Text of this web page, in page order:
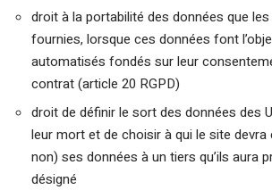
droit à la portabilité des données que
fournies, lorsque ces données font
automatisés fondés sur leur
contrat (article 20 RGPD)
droit de définir le sort des données des
leur mort et de choisir à qui le site
non) ses données à un tiers qu’ils aura
désigné